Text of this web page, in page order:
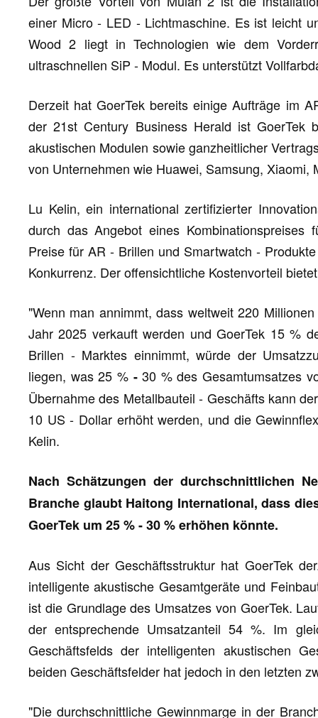
einer Micro - LED - Lichtmaschine. Es ist leicht
Wood 2 liegt in Technologien wie dem
ultraschnellen SiP - Modul. Es unterstützt
Derzeit hat GoerTek bereits einige Aufträge im
der 21st Century Business Herald ist GoerTek
akustischen Modulen sowie ganzheitlicher
von Unternehmen wie Huawei, Samsung, Xiaomi,
Lu Kelin, ein international zertifizierter
durch das Angebot eines
Preise für AR - Brillen und Smartwatch -
Konkurrenz. Der offensichtliche Kostenvorteil
"Wenn man annimmt, dass weltweit 220
Jahr 2025 verkauft werden und GoerTek 15 %
Brillen - Marktes einnimmt, würde der
liegen, was 25 % -30 % des Gesamtumsatzes
Übernahme des Metallbauteil - Geschäfts kann
10 US - Dollar erhöht werden, und die
Kelin.
Nach Schätzungen der durchschnittlichen
Branche glaubt Haitong International, dass
GoerTek um 25 % - 30 % erhöhen könnte.
Aus Sicht der Geschäftsstruktur hat GoerTek
intelligente akustische Gesamtgeräte und
ist die Grundlage des Umsatzes von GoerTek.
der entsprechende Umsatzanteil 54 %. Im
Geschäftsfelds der intelligenten akustischen
beiden Geschäftsfelder hat jedoch in den letzten
"Die durchschnittliche Gewinnmarge in der